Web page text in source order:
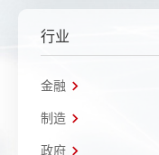
行业
金融
制造
政府